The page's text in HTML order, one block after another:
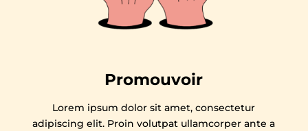
Promouvoir
Lorem ipsum dolor sit amet, consectetur
adipiscing elit. Proin volutpat ullamcorper ante a